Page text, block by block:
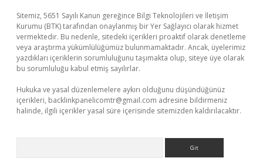
Sitemiz, 5651 Sayılı Kanun gereğince Bilgi Teknolojileri ve İletişim
Kurumu (BTK) tarafından onaylanmış bir Yer Sağlayıcı olarak hizmet
vermektedir. Bu nedenle, sitedeki içerikleri proaktif olarak denetleme
veya araştırma yükümlülüğümüz bulunmamaktadır. Ancak, üyelerimiz
yazdıkları içeriklerin sorumluluğunu taşımakta olup, siteye üye olarak
bu sorumluluğu kabul etmiş sayılırlar.
Hukuka ve yasal düzenlemelere aykırı olduğunu düşündüğünüz
içerikleri, backlinkpanelicomtr@gmail.com adresine bildirmeniz
halinde, ilgili içerikler yasal süre içerisinde sitemizden kaldırılacaktır.